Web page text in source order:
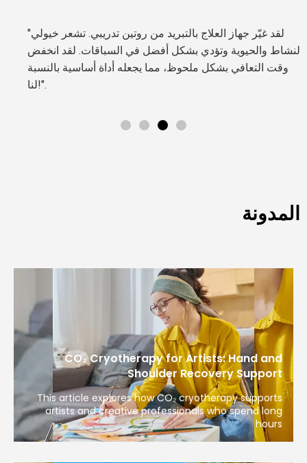
بالنشاط والحيوية وتؤدي بشكل أفضل في السباقات. لقد انخفض
وقت التعافي بشكل ملحوظ، مما يجعله أداة أساسية بالنسبة
لنا!".
المدونة
CO₂ Cryotherapy for Artists: Hand and
Shoulder Recovery Support
This article explores how CO₂ cryotherapy supports
artists and creative professionals who spend long
hours